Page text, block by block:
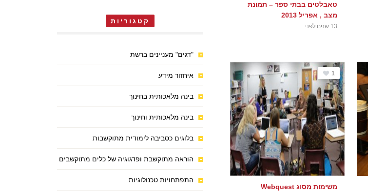
טאבלטים בבתי ספר – תמונת
מצב , אפריל 2013
13 שנים לפני
1
משימות מסוג Webquest
קטגוריות
"דגים" מעניינים ברשת
איחזור מידע
בינה מלאכותית בחינוך
בינה מלאכותית וחינוך
בלוגים כסביבה לימודית מתוקשבות
הוראה מתוקשבת ופדגוגיה של כלים מתוקשבים
התפתחויות טכנולוגיות